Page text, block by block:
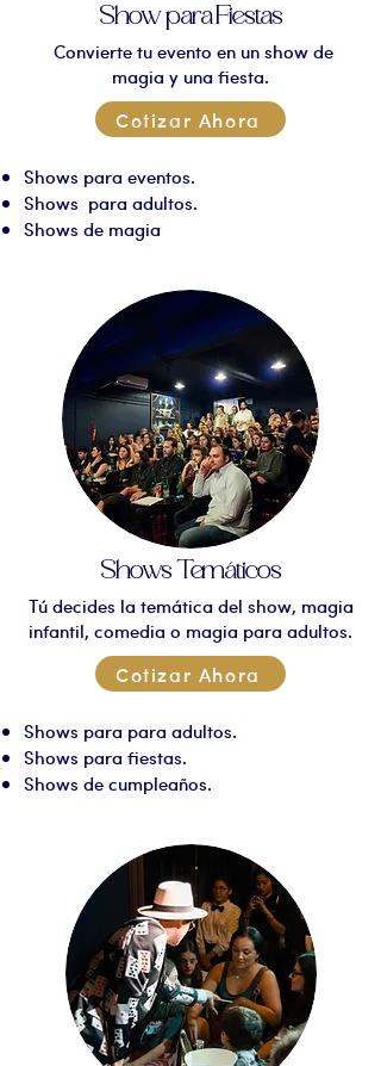
Show para Fiestas
Convierte tu evento en un show de
magia y una fiesta.
Cotizar Ahora
Shows para eventos.
Shows para adultos.
Shows de magia
Shows Temáticos
Tú decides la temática del show, magia
infantil, comedia o magia para adultos.
Cotizar Ahora
Shows para para adultos.
Shows para fiestas.
Shows de cumpleaños.